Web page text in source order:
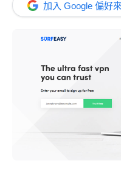
加入 Google 偏好